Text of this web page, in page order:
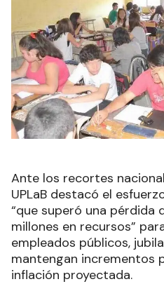
Ante los recortes
UPLaB destacó el
“que superó una pérdida
millones en recursos”
empleados públicos,
mantengan incrementos
inflación proyectada.